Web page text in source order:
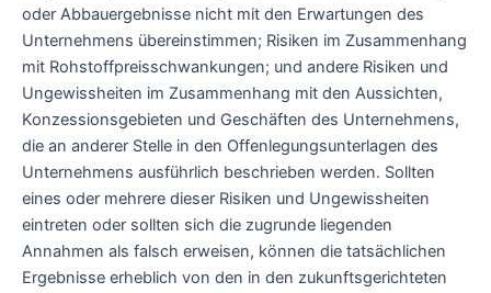
oder Abbauergebnisse nicht mit den Erwartungen des
Unternehmens übereinstimmen; Risiken im Zusammenhang
mit Rohstoffpreisschwankungen; und andere Risiken und
Ungewissheiten im Zusammenhang mit den Aussichten,
Konzessionsgebieten und Geschäften des Unternehmens,
die an anderer Stelle in den Offenlegungsunterlagen des
Unternehmens ausführlich beschrieben werden. Sollten
eines oder mehrere dieser Risiken und Ungewissheiten
eintreten oder sollten sich die zugrunde liegenden
Annahmen als falsch erweisen, können die tatsächlichen
Ergebnisse erheblich von den in den zukunftsgerichteten